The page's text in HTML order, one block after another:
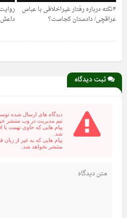
1 سال قبل
۴نکته درباره رفتار غیراخلاقی با عباس
عراقچی/ دادستان کجاست؟
ثبت دیدگاه
دیدگاه های ارسال شده
تیم مدیریت در وب منتشر
پیام هایی که حاوی تهمت یا
شد.
پیام هایی که به غیر از
منتشر نخواهد شد.